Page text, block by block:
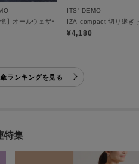
折りたたみ傘 雨傘
憶】オールウェザースマート 折りたたみ傘 晴
ITS' DEMO
IZA compact 切り継ぎ
¥4,180
ランキングを見る
特集